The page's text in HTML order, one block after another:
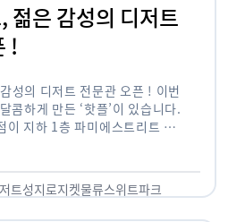
젊은 감성의 디저트
!
성의 디저트 전문관 오픈 ! 이번
콤하게 만든 ‘핫플’이 있습니다.
이 지하 1층 파미에스트리트 분
트성지로지켓물류스위트파크